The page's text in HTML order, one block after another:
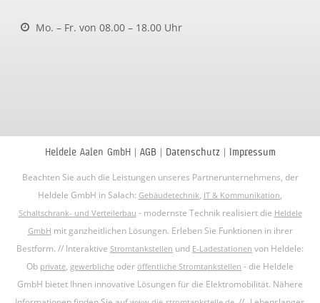
Mo. – Fr. von 08.00 – 18.00 Uhr
Heldele Aalen GmbH | AGB| Datenschutz| Impressum
Beachten Sie auch die Leistungen unseres Partnerunternehmens, der
Heldele GmbH in Salach: Gebäudetechnik, IT & Kommunikation,
Schaltschrank- und Verteilerbau - modernste Technik realisiert die Heldele
GmbH mit ganzheitlichen Lösungen. Erleben Sie Funktionen in ihrer
Bestform. // Interaktive Stromtankstellen und E-Ladestationen von Heldele:
Ob private, gewerbliche oder öffentliche Stromtankstellen - die Heldele
GmbH bietet Ihnen innovative Lösungen für die Elektromobilität. Nähere